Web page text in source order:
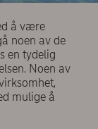
å være
noen av de
en tydelig
Noen av
mulige å